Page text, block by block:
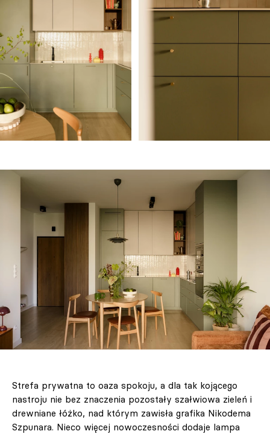
Strefa prywatna to oaza spokoju, a dla tak kojącego
nastroju nie bez znaczenia pozostały szałwiowa zieleń i
drewniane łóżko, nad którym zawisła grafika Nikodema
Szpunara. Nieco więcej nowoczesności dodaje lampa